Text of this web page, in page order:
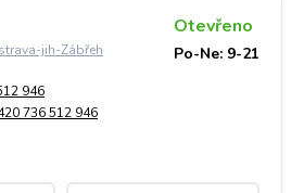
jih-Zábřeh
Otevřeno
Po-Ne: 9-21
946
736 512 946